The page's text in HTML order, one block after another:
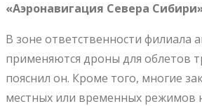
«Аэронавигация Севера
В зоне ответственности филиала
применяются дроны для облетов
пояснил он. Кроме того, многие
местных или временных режимов